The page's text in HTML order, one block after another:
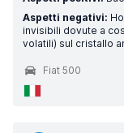
Aspetti negativi:
invisibili dovute a
volatili) sul cristallo
Fiat 500